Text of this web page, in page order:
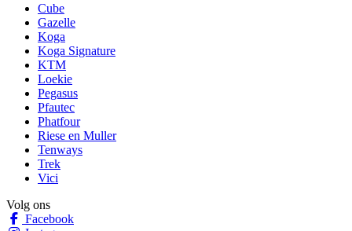
Cube
Gazelle
Koga
Koga Signature
KTM
Loekie
Pegasus
Pfautec
Phatfour
Riese en Muller
Tenways
Trek
Vici
Volg ons
Facebook